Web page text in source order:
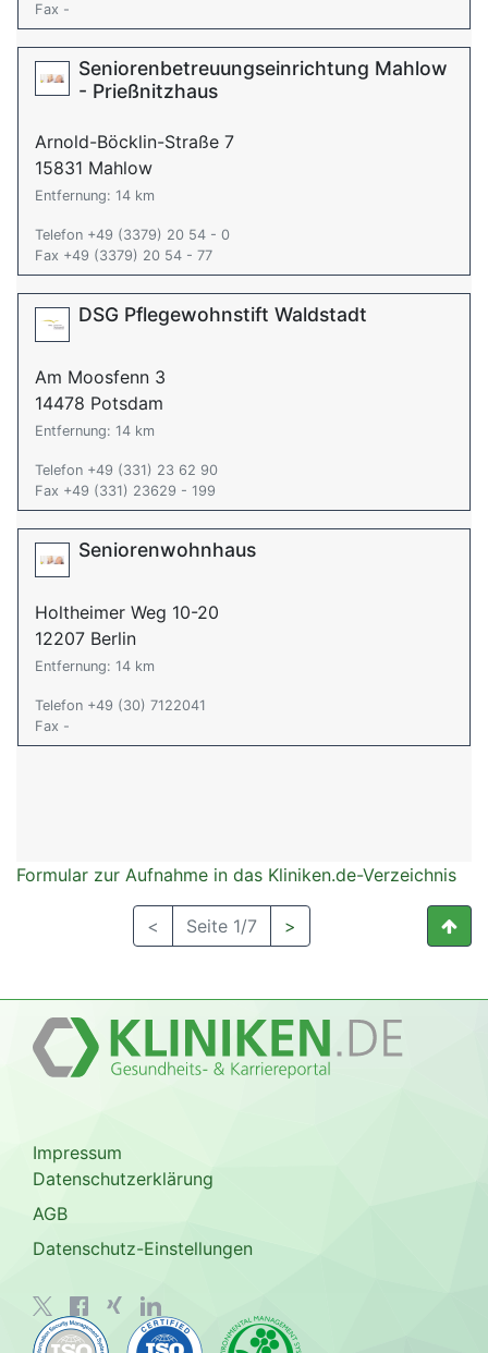
Fax -
Seniorenbetreuungseinrichtung Mahlow
- Prießnitzhaus
Arnold-Böcklin-Straße 7
15831 Mahlow
Entfernung: 14 km
Telefon +49 (3379) 20 54 - 0
Fax +49 (3379) 20 54 - 77
DSG Pflegewohnstift Waldstadt
Am Moosfenn 3
14478 Potsdam
Entfernung: 14 km
Telefon +49 (331) 23 62 90
Fax +49 (331) 23629 - 199
Seniorenwohnhaus
Holtheimer Weg 10-20
12207 Berlin
Entfernung: 14 km
Telefon +49 (30) 7122041
Fax -
Formular zur Aufnahme in das Kliniken.de-Verzeichnis
< Seite 1/7 >
Impressum
Datenschutzerklärung
AGB
Datenschutz-Einstellungen